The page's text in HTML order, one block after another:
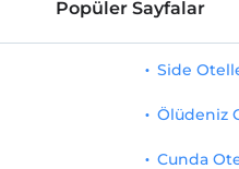
Popüler Sayfalar
Side
Ölüdeniz
Cunda